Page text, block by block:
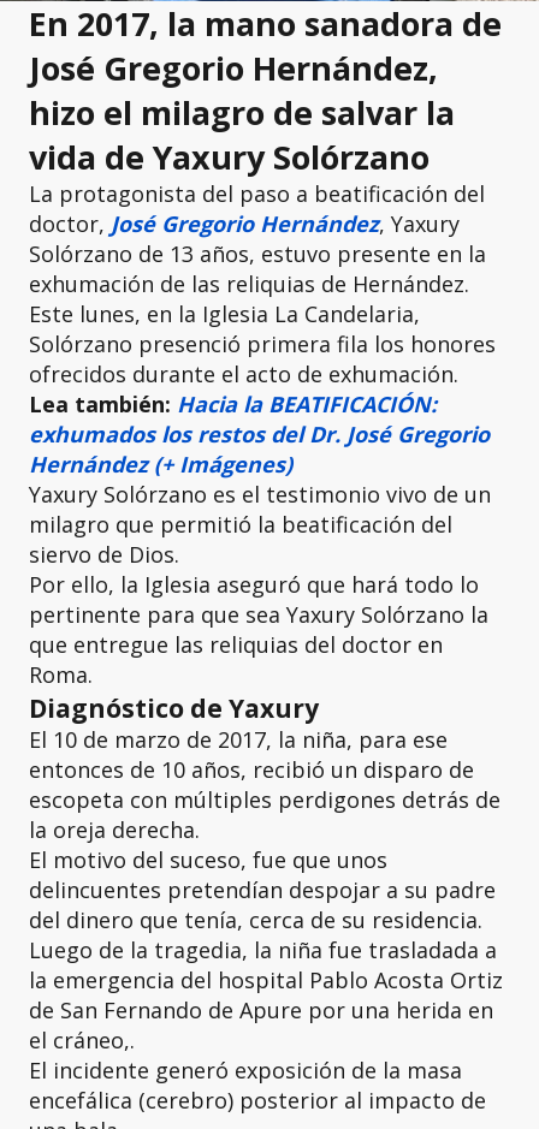
En 2017, la mano sanadora de
José Gregorio Hernández,
hizo el milagro de salvar la
vida de Yaxury Solórzano
La protagonista del paso a beatificación del
doctor, José Gregorio Hernández, Yaxury
Solórzano de 13 años, estuvo presente en la
exhumación de las reliquias de Hernández.
Este lunes, en la Iglesia La Candelaria,
Solórzano presenció primera fila los honores
ofrecidos durante el acto de exhumación.
Lea también: Hacia la BEATIFICACIÓN:
exhumados los restos del Dr. José Gregorio
Hernández (+ Imágenes)
Yaxury Solórzano es el testimonio vivo de un
milagro que permitió la beatificación del
siervo de Dios.
Por ello, la Iglesia aseguró que hará todo lo
pertinente para que sea Yaxury Solórzano la
que entregue las reliquias del doctor en
Roma.
Diagnóstico de Yaxury
El 10 de marzo de 2017, la niña, para ese
entonces de 10 años, recibió un disparo de
escopeta con múltiples perdigones detrás de
la oreja derecha.
El motivo del suceso, fue que unos
delincuentes pretendían despojar a su padre
del dinero que tenía, cerca de su residencia.
Luego de la tragedia, la niña fue trasladada a
la emergencia del hospital Pablo Acosta Ortiz
de San Fernando de Apure por una herida en
el cráneo,.
El incidente generó exposición de la masa
encefálica (cerebro) posterior al impacto de